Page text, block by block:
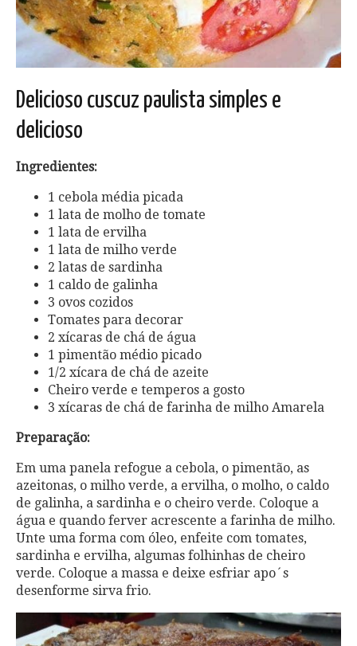
Delicioso cuscuz paulista simples e
delicioso
Ingredientes:
1 cebola média picada
1 lata de molho de tomate
1 lata de ervilha
1 lata de milho verde
2 latas de sardinha
1 caldo de galinha
3 ovos cozidos
Tomates para decorar
2 xícaras de chá de água
1 pimentão médio picado
1/2 xícara de chá de azeite
Cheiro verde e temperos a gosto
3 xícaras de chá de farinha de milho Amarela
Preparação:
Em uma panela refogue a cebola, o pimentão, as
azeitonas, o milho verde, a ervilha, o molho, o caldo
de galinha, a sardinha e o cheiro verde. Coloque a
água e quando ferver acrescente a farinha de milho.
Unte uma forma com óleo, enfeite com tomates,
sardinha e ervilha, algumas folhinhas de cheiro
verde. Coloque a massa e deixe esfriar apo´s
desenforme sirva frio.